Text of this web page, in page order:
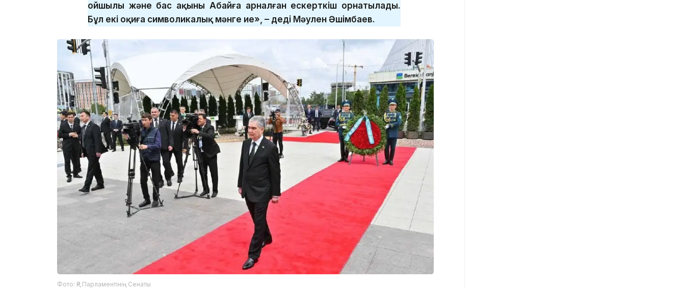
ойшылы және бас ақыны Абайға арналған ескерткіш орнатылады.
Бұл екі оқиға символикалық мәнге ие», – деді Мәулен Әшімбаев.
Фото: ҚР Парламентінің Сенаты